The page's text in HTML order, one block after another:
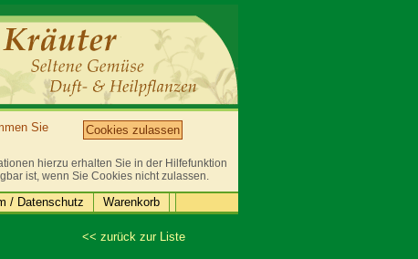
Sie
Cookies zulassen
hierzu erhalten Sie in der Hilfefunktion
ist, wenn Sie Cookies nicht zulassen.
/ Datenschutz Warenkorb
<< zurück zur Liste